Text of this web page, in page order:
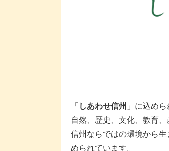
「 しあわせ信州 」に込め
自然、歴史、文化、教育、
信州ならではの環境から
められています。